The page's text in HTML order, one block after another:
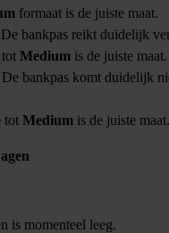
formaat is de juiste maat.
De bankpas reikt duidelijk
tot Medium is de juiste maat.
De bankpas komt duidelijk
tot Medium is de juiste maat.
is momenteel leeg.